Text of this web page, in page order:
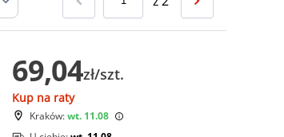
69,04zł/szt.
Kup na raty
Kraków:wt. 11.08